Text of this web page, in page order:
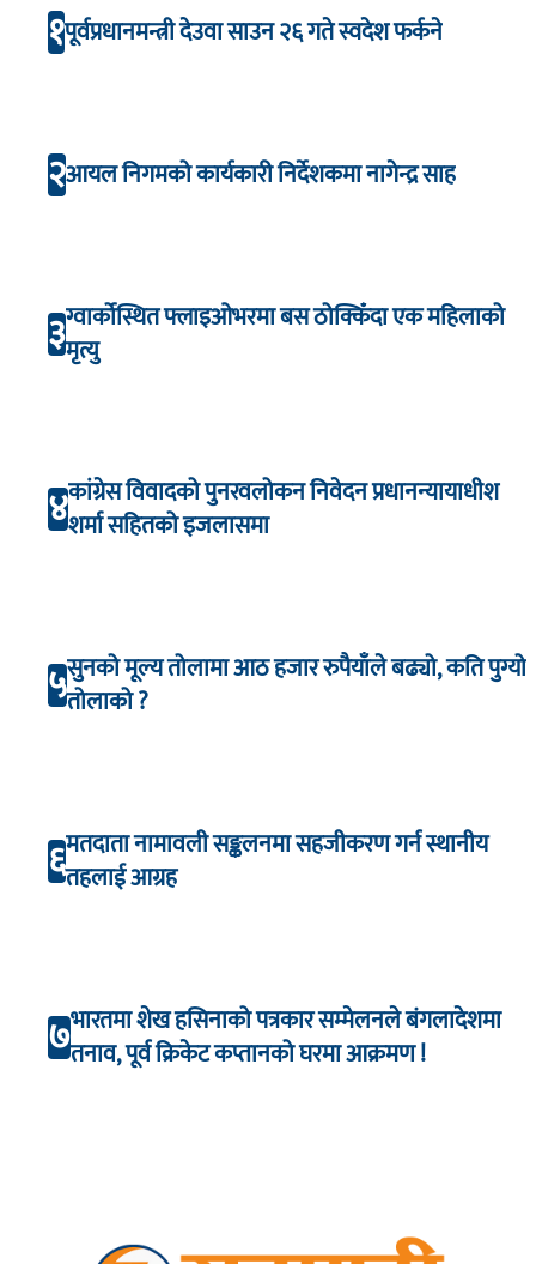
१पूर्वप्रधानमन्त्री देउवा साउन २६ गते स्वदेश फर्कने
२आयल निगमको कार्यकारी निर्देशकमा नागेन्द्र साह
३ग्वार्कोस्थित फ्लाइओभरमा बस ठोक्किँदा एक महिलाको
मृत्यु
४कांग्रेस विवादको पुनरवलोकन निवेदन प्रधानन्यायाधीश
शर्मा सहितको इजलासमा
५सुनको मूल्य तोलामा आठ हजार रुपैयाँले बढ्यो, कति पुग्यो
तोलाको ?
६मतदाता नामावली सङ्कलनमा सहजीकरण गर्न स्थानीय
तहलाई आग्रह
७भारतमा शेख हसिनाको पत्रकार सम्मेलनले बंगलादेशमा
तनाव, पूर्व क्रिकेट कप्तानको घरमा आक्रमण !